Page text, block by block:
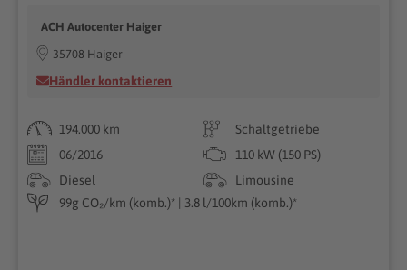
ACH Autocenter Haiger
35708 Haiger
Händler kontaktieren
194.000 km
Schaltgetriebe
06/2016
110 kW (150 PS)
Diesel
Limousine
99g CO₂/km (komb.)* | 3.8 l/100km (komb.)*